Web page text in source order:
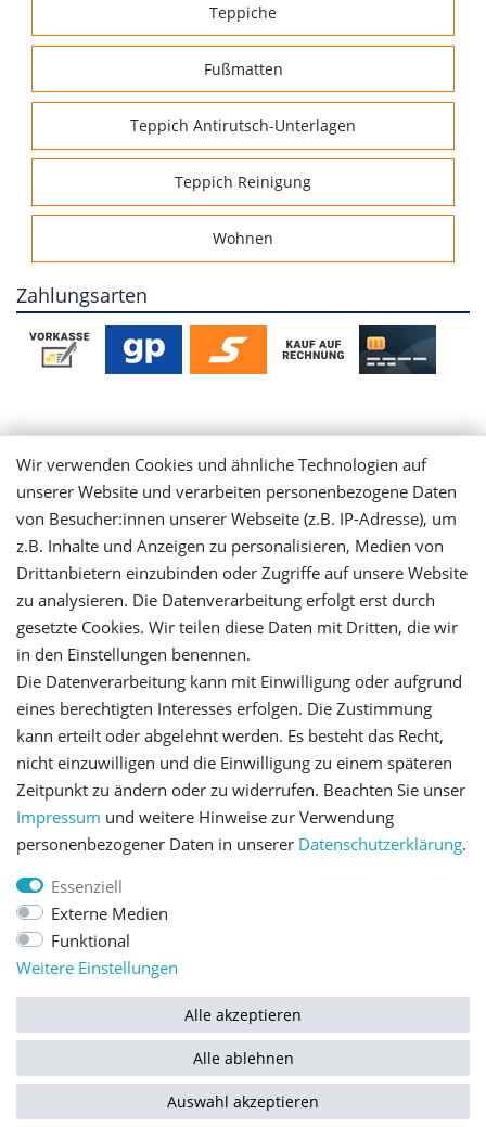
Teppiche
Fußmatten
Teppich Antirutsch-Unterlagen
Teppich Reinigung
Wohnen
Zahlungsarten
Mein Konto
Login
Registrieren
Versandinformationen
Let's stay connected
Impressum Daten­schutz­erklärung AGB
Barrierefreiheitserklärung
Vertrag widerrufen Kontakt
© Copyright 2026 | Alle Rechte vorbehalten.
Wir verwenden Cookies und ähnliche Technologien auf
unserer Website und verarbeiten personenbezogene Daten
von Besucher:innen unserer Webseite (z.B. IP-Adresse), um
z.B. Inhalte und Anzeigen zu personalisieren, Medien von
Drittanbietern einzubinden oder Zugriffe auf unsere Website
zu analysieren. Die Datenverarbeitung erfolgt erst durch
gesetzte Cookies. Wir teilen diese Daten mit Dritten, die wir
in den Einstellungen benennen.
Die Datenverarbeitung kann mit Einwilligung oder aufgrund
eines berechtigten Interesses erfolgen. Die Zustimmung
kann erteilt oder abgelehnt werden. Es besteht das Recht,
nicht einzuwilligen und die Einwilligung zu einem späteren
Zeitpunkt zu ändern oder zu widerrufen. Beachten Sie unser
Impressum und weitere Hinweise zur Verwendung
personenbezogener Daten in unserer Daten­schutz­erklärung.
Essenziell
Externe Medien
Funktional
Weitere Einstellungen
Alle akzeptieren
Alle ablehnen
Auswahl akzeptieren